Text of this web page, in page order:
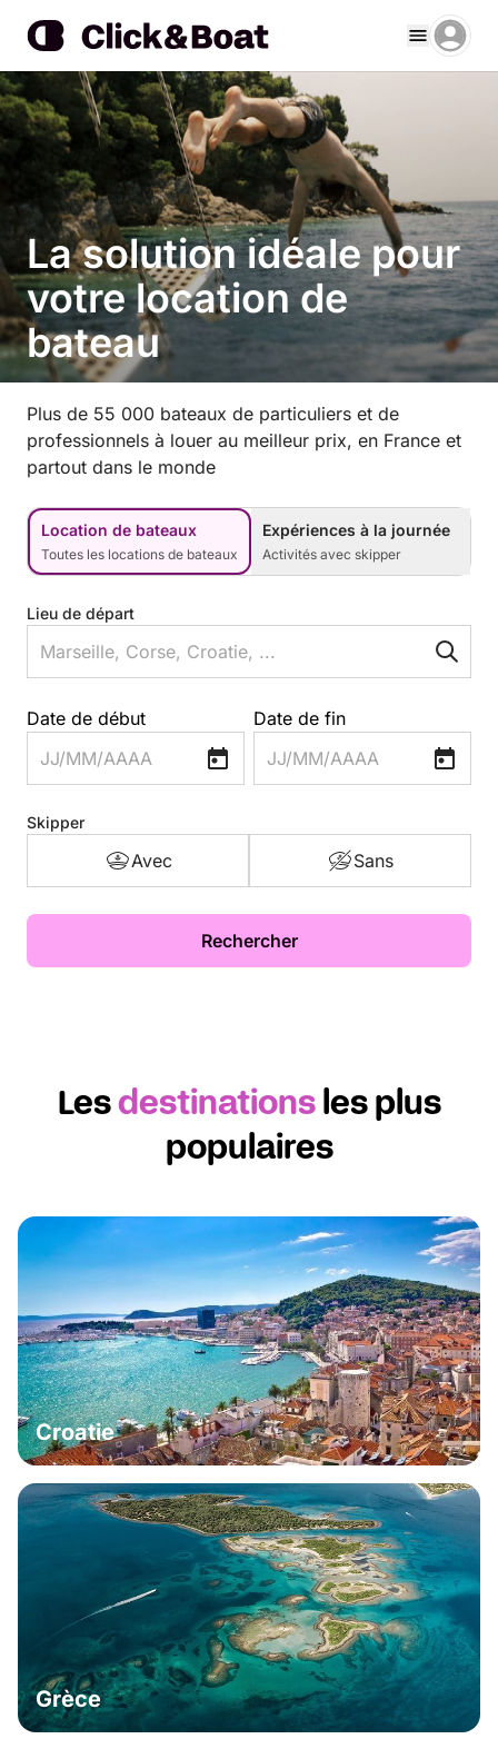
La solution idéale pour
votre location de
bateau
Plus de 55 000 bateaux de particuliers et de
professionnels à louer au meilleur prix, en France et
partout dans le monde
Location de bateaux
Toutes les locations de bateaux
Expériences à la journée
Activités avec skipper
Lieu de départ
Date de début
JJ/MM/AAAA
Date de fin
JJ/MM/AAAA
Skipper
Avec Sans
Rechercher
Lesdestinationsles plus
populaires
Croatie
Grèce